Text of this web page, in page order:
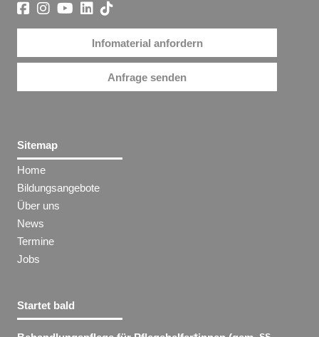
Infomaterial anfordern
Anfrage senden
Sitemap
Home
Bildungsangebote
Über uns
News
Termine
Jobs
Startet bald